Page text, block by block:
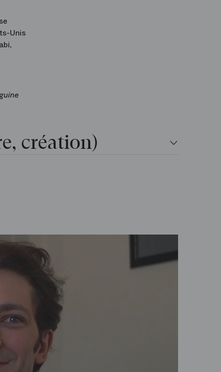
Unis
création)